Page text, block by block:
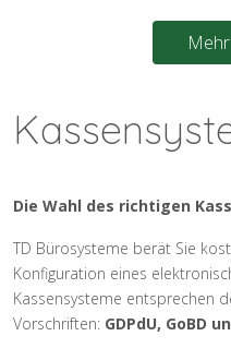
Die Wahl des richtigen
TD Bürosysteme berät Sie
Konfiguration eines
Kassensysteme entsprechen
Vorschriften: GDPdU, GoBD